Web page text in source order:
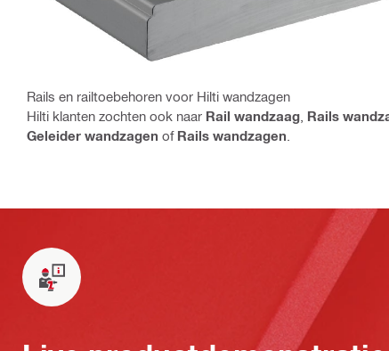
Rails en railtoebehoren voor Hilti wandzagen
Hilti klanten zochten ook naar Rail wandzaag Rails
Geleider wandzagen of Rails wandzagen